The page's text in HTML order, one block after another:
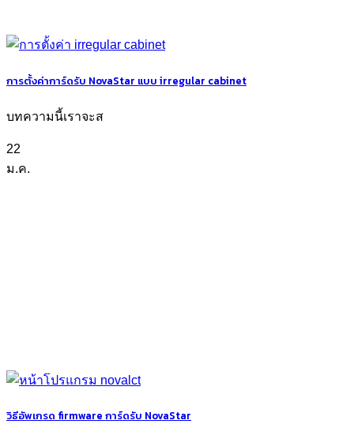
การตั้งค่าการ์ดรับ NovaStar แบบ irregular cabinet
บทความนี้เราจะส
22
ม.ค.
วิธีอัพเกรด firmware การ์ดรับ NovaStar